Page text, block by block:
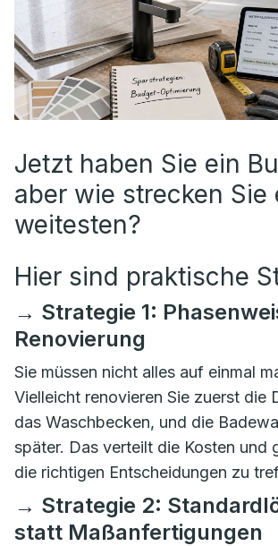
Jetzt haben Sie ein
aber wie strecken Sie
weitesten?
Hier sind praktische
→ Strategie 1:
Renovierung
Sie müssen nicht alles auf einmal
Vielleicht renovieren Sie zuerst die
das Waschbecken, und die
später. Das verteilt die Kosten und
die richtigen Entscheidungen zu
→ Strategie 2:
statt Maßanfertigungen